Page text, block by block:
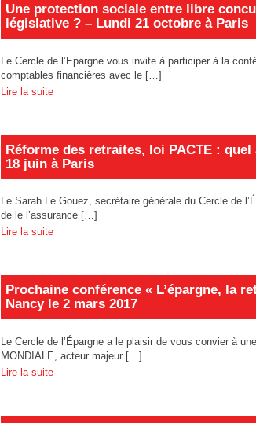
Une protection sociale entre libre
législative ? – Lundi 21 octobre à Paris
Le Cercle de l’Epargne vous invite à participer à la
comptables financières avec le […]
Lire la suite
Réforme des retraites, loi PACTE :
18 juin à Paris
Le Sarah Le Gouez, secrétaire générale du Cercle de
de le l’assurance […]
Lire la suite
Prochaine conférence « L’épargne, la
Nancy le 2 mars 2017
Le Cercle de l’Épargne a le plaisir de vous convier à
MONDIALE, acteur majeur […]
Lire la suite